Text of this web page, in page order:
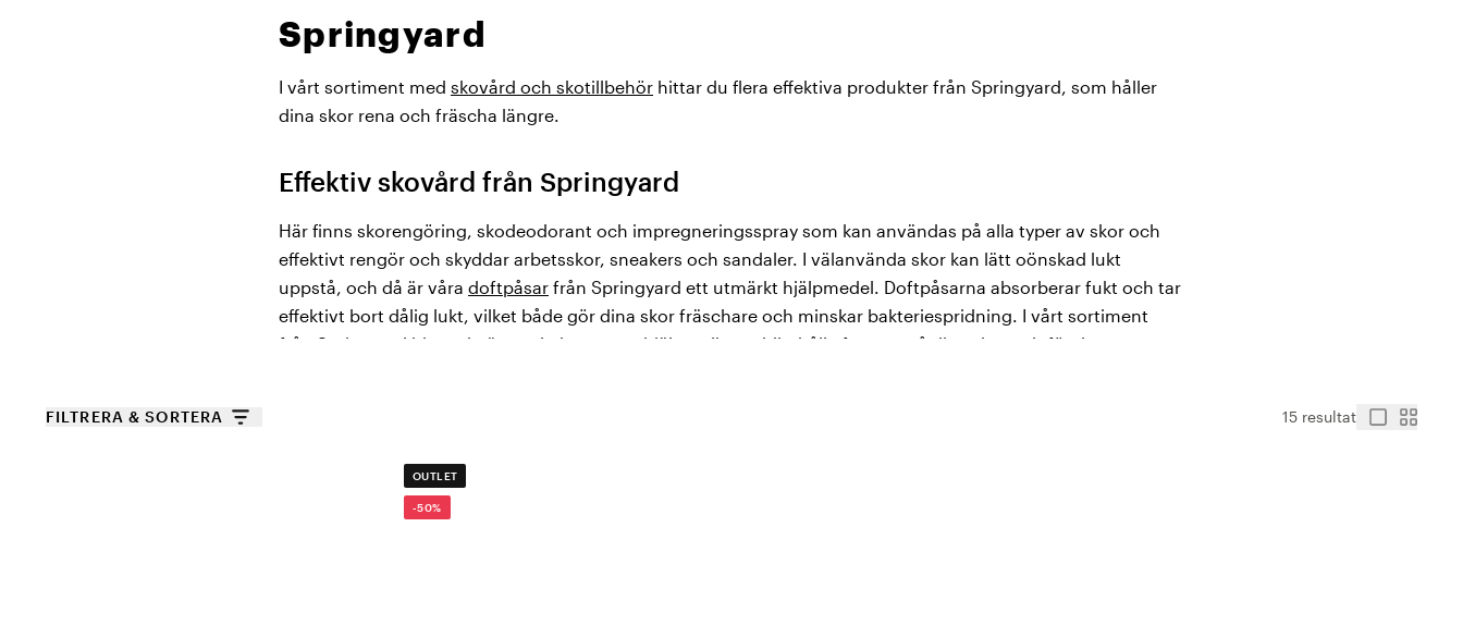
Springyard
I vårt sortiment med skovård och skotillbehör hittar du flera effektiva produkter från Springyard, som håller
dina skor rena och fräscha längre.
Effektiv skovård från Springyard
Här finns skorengöring, skodeodorant och impregneringsspray som kan användas på alla typer av skor och
effektivt rengör och skyddar arbetsskor, sneakers och sandaler. I välanvända skor kan lätt oönskad lukt
uppstå, och då är våra doftpåsar från Springyard ett utmärkt hjälpmedel. Doftpåsarna absorberar fukt och tar
effektivt bort dålig lukt, vilket både gör dina skor fräschare och minskar bakteriespridning. I vårt sortiment
från Springyard hittar du även skohorn som hjälper dig att bibehålla formen på dina skor och förebygger att
Från Springyard erbjuder vi även broddar,
hemma och på jobbet. Med broddar från Springyard går du tryggt och säkert även på hala underlag - perfekt
FILTRERA & SORTERA 15 resultat
OUTLET
-50%